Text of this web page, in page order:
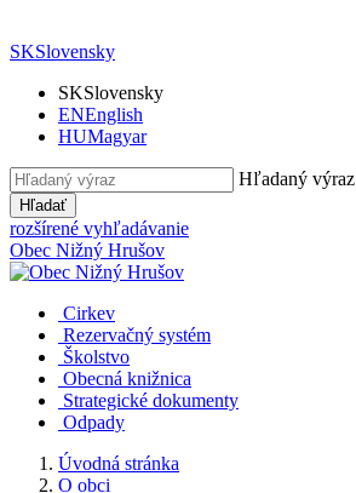
SKSlovensky
SKSlovensky
ENEnglish
HUMagyar
Hľadaný výraz
Hľadať
rozšírené vyhľadávanie
Obec Nižný Hrušov
Cirkev
Rezervačný systém
Školstvo
Obecná knižnica
Strategické dokumenty
Odpady
Úvodná stránka
O obci